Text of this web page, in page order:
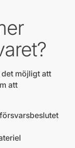
möjligt att
att